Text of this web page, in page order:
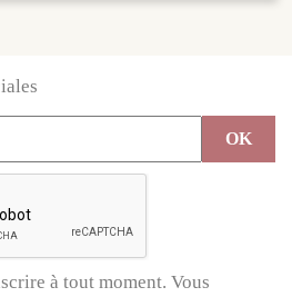
à tout moment. Vous